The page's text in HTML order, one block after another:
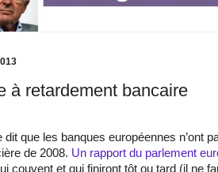
à retardement bancaire
dit que les banques européennes n’ont
de 2008. Un rapport du parlement
couvent et qui finiront tôt ou tard (il ne